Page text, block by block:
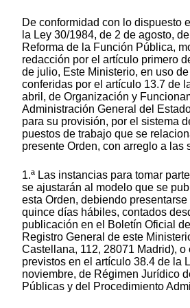
De conformidad con lo dispuesto
la Ley 30/1984, de 2 de agosto,
Reforma de la Función Pública,
redacción por el artículo primero
de julio, Este Ministerio, en uso
conferidas por el artículo 13.7 de
abril, de Organización y
Administración General del
para su provisión, por el sistema
puestos de trabajo que se
presente Orden, con arreglo a las
1.ª Las instancias para tomar
se ajustarán al modelo que se
esta Orden, debiendo
quince días hábiles, contados
publicación en el Boletín Oficial
Registro General de este
Castellana, 112, 28071 Madrid),
previstos en el artículo 38.4 de la
noviembre, de Régimen Jurídico
Públicas y del Procedimiento